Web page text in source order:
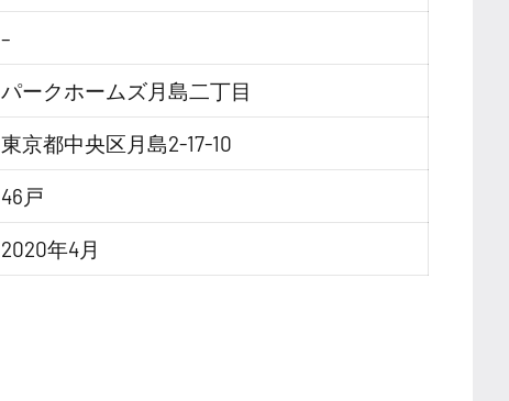
–
パークホームズ月島二丁目
東京都中央区月島2-17-10
46戸
2020年4月